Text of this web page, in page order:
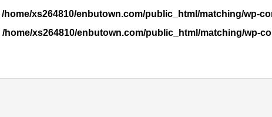
/home/xs264810/enbutown.com/public_html/matching/wp-
/home/xs264810/enbutown.com/public_html/matching/wp-